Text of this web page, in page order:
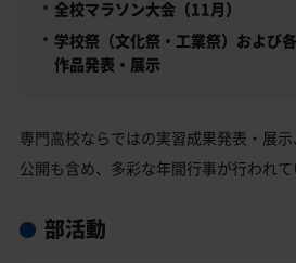
全校マラソン大会（11月）
学校祭（文化祭・工業祭）および
作品発表・展示
専門高校ならではの実習成果発表・展
公開も含め、多彩な年間行事が行われて
部活動